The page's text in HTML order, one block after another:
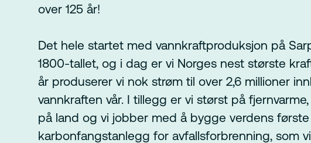
over 125 år!
Det hele startet med vannkraftproduksjon på
1800-tallet, og i dag er vi Norges nest største
år produserer vi nok strøm til over 2,6 millioner
vannkraften vår. I tillegg er vi størst på
på land og vi jobber med å bygge verdens første
karbonfangstanlegg for avfallsforbrenning, som